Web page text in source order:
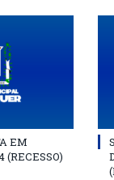
EM
(RECESSO)